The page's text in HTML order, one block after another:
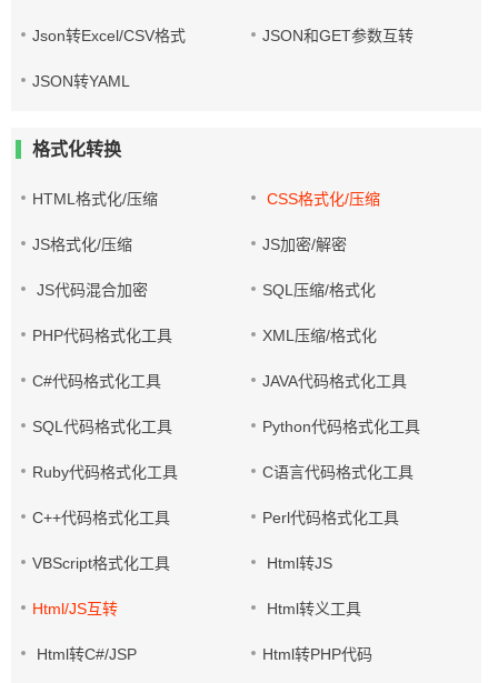
Json转Excel/CSV格式 JSON和GET参数互转
JSON转YAML
格式化转换
HTML格式化/压缩 CSS格式化/压缩
JS格式化/压缩 JS加密/解密
JS代码混合加密 SQL压缩/格式化
PHP代码格式化工具 XML压缩/格式化
C#代码格式化工具 JAVA代码格式化工具
SQL代码格式化工具 Python代码格式化工具
Ruby代码格式化工具 C语言代码格式化工具
C++代码格式化工具 Perl代码格式化工具
VBScript格式化工具 Html转JS
Html/JS互转 Html转义工具
Html转C#/JSP Html转PHP代码